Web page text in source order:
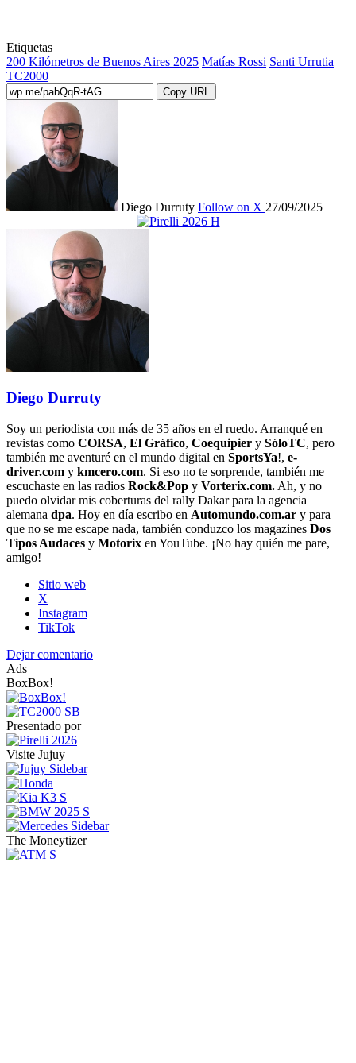
Etiquetas
200 Kilómetros de Buenos Aires 2025 Matías Rossi Santi Urrutia
TC2000
Copy URL
Diego Durruty Follow on X 27/09/2025
Diego Durruty
Soy un periodista con más de 35 años en el ruedo. Arranqué en
revistas como CORSA, El Gráfico, Coequipier y SóloTC, pero
también me aventuré en el mundo digital en SportsYa!, e-
driver.com y kmcero.com. Si eso no te sorprende, también me
escuchaste en las radios Rock&Pop y Vorterix.com. Ah, y no
puedo olvidar mis coberturas del rally Dakar para la agencia
alemana dpa. Hoy en día escribo en Automundo.com.ar y para
que no se me escape nada, también conduzco los magazines Dos
Tipos Audaces y Motorix en YouTube. ¡No hay quién me pare,
amigo!
Sitio web
X
Instagram
TikTok
Dejar comentario
Ads
BoxBox!
Presentado por
Visite Jujuy
The Moneytizer